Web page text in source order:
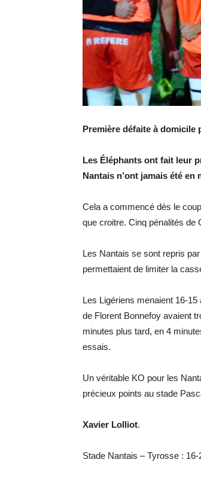
Première défaite à domicile
Les Éléphants ont fait leur
Nantais n’ont jamais été
Cela a commencé dès le
que croitre. Cinq pénalités de
Les Nantais se sont repris
permettaient de limiter la
Les Ligériens menaient 16-
de Florent Bonnefoy avaient
minutes plus tard, en 4
essais.
Un véritable KO pour les
précieux points au stade
Xavier Lolliot.
Stade Nantais – Tyrosse : 16-